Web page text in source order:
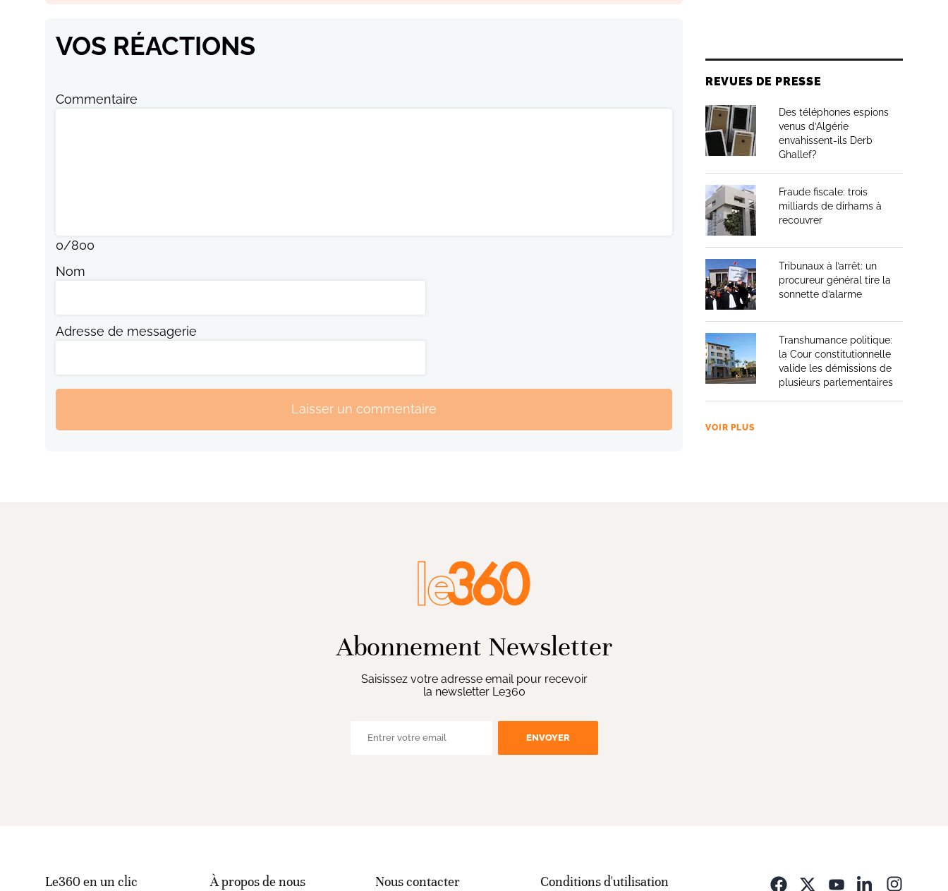
VOS RÉACTIONS
Commentaire
0/800
Nom
Adresse de messagerie
Laisser un commentaire
REVUES DE PRESSE
Des téléphones espions
venus d’Algérie
envahissent-ils Derb
Ghallef?
Fraude fiscale: trois
milliards de dirhams à
recouvrer
Tribunaux à l’arrêt: un
procureur général tire la
sonnette d’alarme
Transhumance politique:
la Cour constitutionnelle
valide les démissions de
plusieurs parlementaires
VOIR PLUS
Abonnement Newsletter
Saisissez votre adresse email pour recevoir
la newsletter Le360
ENVOYER
Le360 en un clic À propos de nous Nous contacter Conditions d'utilisation